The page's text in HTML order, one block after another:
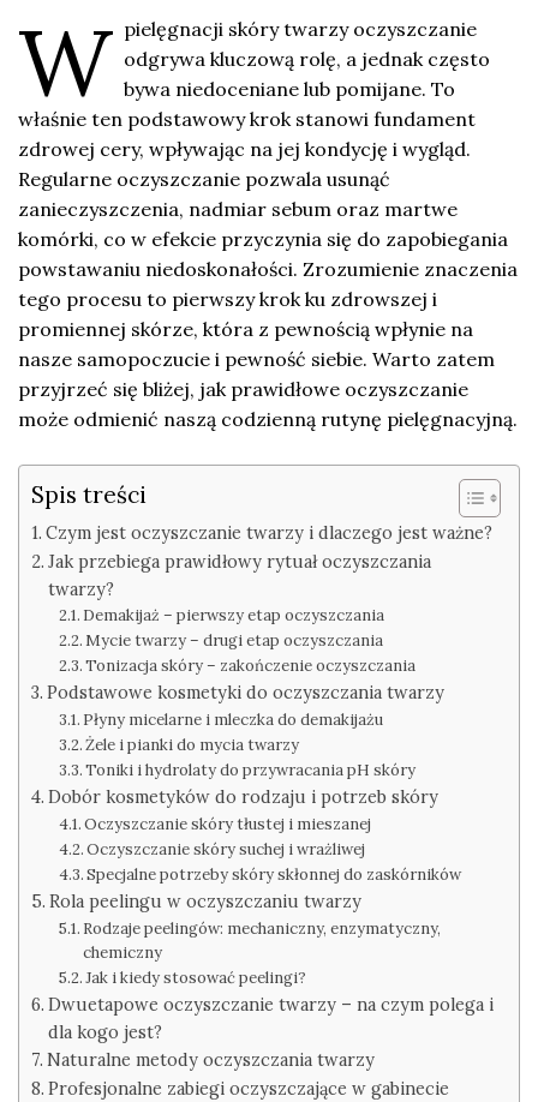
W pielęgnacji skóry twarzy oczyszczanie
odgrywa kluczową rolę, a jednak często
bywa niedoceniane lub pomijane. To
właśnie ten podstawowy krok stanowi fundament
zdrowej cery, wpływając na jej kondycję i wygląd.
Regularne oczyszczanie pozwala usunąć
zanieczyszczenia, nadmiar sebum oraz martwe
komórki, co w efekcie przyczynia się do zapobiegania
powstawaniu niedoskonałości. Zrozumienie znaczenia
tego procesu to pierwszy krok ku zdrowszej i
promiennej skórze, która z pewnością wpłynie na
nasze samopoczucie i pewność siebie. Warto zatem
przyjrzeć się bliżej, jak prawidłowe oczyszczanie
może odmienić naszą codzienną rutynę pielęgnacyjną.
Spis treści
Czym jest oczyszczanie twarzy i dlaczego jest ważne?
Jak przebiega prawidłowy rytuał oczyszczania
twarzy?
Demakijaż – pierwszy etap oczyszczania
Mycie twarzy – drugi etap oczyszczania
Tonizacja skóry – zakończenie oczyszczania
Podstawowe kosmetyki do oczyszczania twarzy
Płyny micelarne i mleczka do demakijażu
Żele i pianki do mycia twarzy
Toniki i hydrolaty do przywracania pH skóry
Dobór kosmetyków do rodzaju i potrzeb skóry
Oczyszczanie skóry tłustej i mieszanej
Oczyszczanie skóry suchej i wrażliwej
Specjalne potrzeby skóry skłonnej do zaskórników
Rola peelingu w oczyszczaniu twarzy
Rodzaje peelingów: mechaniczny, enzymatyczny,
chemiczny
Jak i kiedy stosować peelingi?
Dwuetapowe oczyszczanie twarzy – na czym polega i
dla kogo jest?
Naturalne metody oczyszczania twarzy
Profesjonalne zabiegi oczyszczające w gabinecie